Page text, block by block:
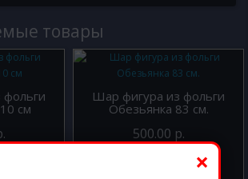
товары
см
Шар фигура из фольги
Обезьянка 83 см.
500.00 р.
×